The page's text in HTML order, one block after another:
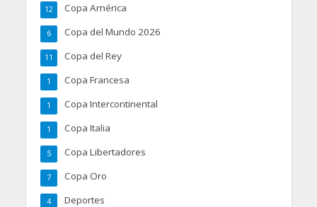
Copa América
12
Copa del Mundo 2026
6
Copa del Rey
11
Copa Francesa
1
Copa Intercontinental
1
Copa Italia
1
Copa Libertadores
5
Copa Oro
7
Deportes
4